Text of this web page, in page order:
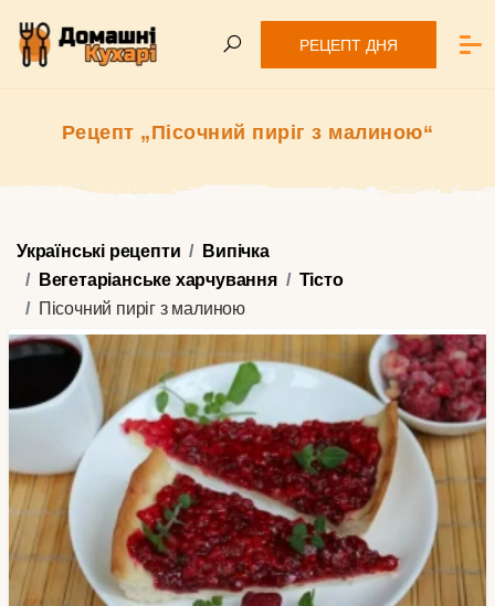
РЕЦЕПТ ДНЯ
Рецепт „Пісочний пиріг з малиною“
Українські рецепти
Випічка
Вегетаріанське харчування
Тісто
Пісочний пиріг з малиною